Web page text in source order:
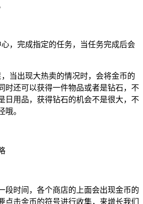
，完成指定的任务，当任务完成后会
当出现大热卖的情况时，会将金币的
时还可以获得一件物品或者是钻石，不
日用品，获得钻石的机会不是很大，不
哦。
段时间，各个商店的上面会出现金币的
点击金币的符号进行收集，来增长我们